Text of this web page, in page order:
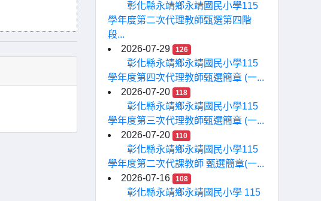
彰化縣永靖鄉永靖國民小學115
學年度第二次代理教師甄選第四階
段...
2026-07-29
126
彰化縣永靖鄉永靖國民小學115
學年度第四次代理教師甄選簡章 (一...
2026-07-20
118
彰化縣永靖鄉永靖國民小學115
學年度第三次代理教師甄選簡章 (一...
2026-07-20
110
彰化縣永靖鄉永靖國民小學115
學年度第二次代課教師 甄選簡章(一...
2026-07-16
108
彰化縣永靖鄉永靖國民小學 115